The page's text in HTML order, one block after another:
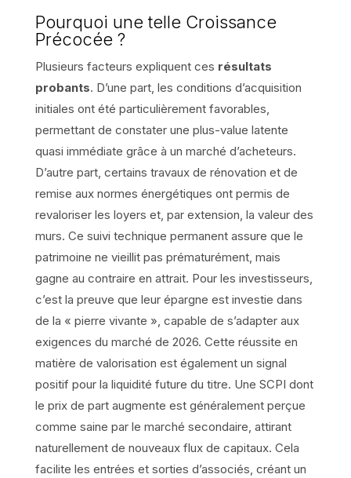
Pourquoi une telle Croissance
Précocée ?
Plusieurs facteurs expliquent ces résultats
probants. D’une part, les conditions d’acquisition
initiales ont été particulièrement favorables,
permettant de constater une plus-value latente
quasi immédiate grâce à un marché d’acheteurs.
D’autre part, certains travaux de rénovation et de
remise aux normes énergétiques ont permis de
revaloriser les loyers et, par extension, la valeur des
murs. Ce suivi technique permanent assure que le
patrimoine ne vieillit pas prématurément, mais
gagne au contraire en attrait. Pour les investisseurs,
c’est la preuve que leur épargne est investie dans
de la « pierre vivante », capable de s’adapter aux
exigences du marché de 2026. Cette réussite en
matière de valorisation est également un signal
positif pour la liquidité future du titre. Une SCPI dont
le prix de part augmente est généralement perçue
comme saine par le marché secondaire, attirant
naturellement de nouveaux flux de capitaux. Cela
facilite les entrées et sorties d’associés, créant un